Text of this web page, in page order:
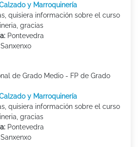
y Marroquinería
quisiera información sobre el curso
gracias
Pontevedra
Sanxenxo
de Grado Medio - FP de Grado
y Marroquinería
quisiera información sobre el curso
gracias
Pontevedra
Sanxenxo